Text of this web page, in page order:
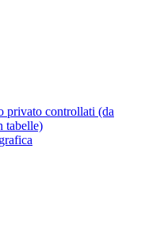
privato controllati (da
tabelle)